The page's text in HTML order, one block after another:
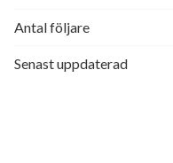
Antal följare
Senast uppdaterad